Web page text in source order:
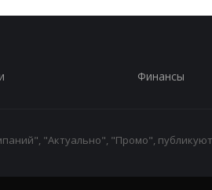
Финансы
"Актуально", "Промо",